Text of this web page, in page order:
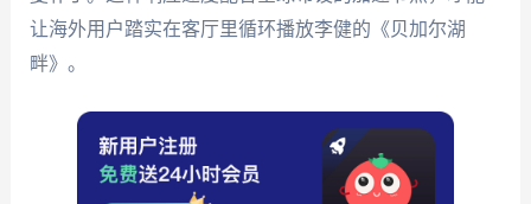
让海外用户踏实在客厅里循环播放李健的《贝加尔湖
畔》。